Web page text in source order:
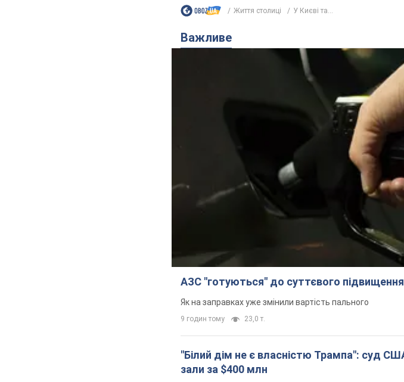
Життя столиці У Києві та...
Важливе
АЗС "готуються" до суттєвого підвищення
Як на заправках уже змінили вартість пального
9 годин тому 23,0 т.
"Білий дім не є власністю Трампа": суд
зали за $400 млн